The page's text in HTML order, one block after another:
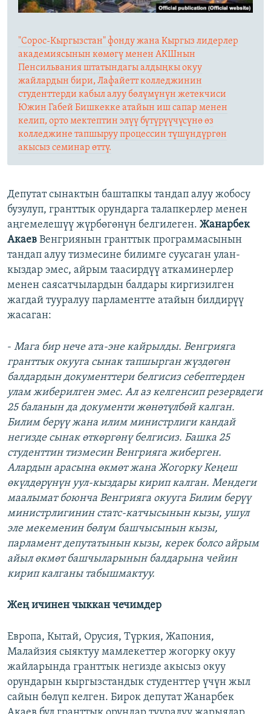
"Сорос-Кыргызстан" фонду жана Кыргыз лидерлер
академиясынын көмөгү менен АКШнын
Пенсильвания штатындагы алдыңкы окуу
жайлардын бири, Лафайетт колледжинин
студенттерди кабыл алуу бөлүмүнүн жетекчиси
Южин Габей Бишкекке атайын иш сапар менен
келип, орто мектептин элүү бүтүрүүчүсүнө өз
колледжине тапшыруу процессин түшүндүргөн
акысыз семинар өттү.
Депутат сынактын баштапкы тандап алуу жобосу
бузулуп, гранттык орундарга талапкерлер менен
аңгемелешүү жүрбөгөнүн белгилеген. Жанарбек
Акаев Венгриянын гранттык программасынын
тандап алуу тизмесине билимге суусаган улан-
кыздар эмес, айрым таасирдүү аткаминерлер
менен саясатчылардын балдары киргизилген
жагдай тууралуу парламентте атайын билдирүү
жасаган:
- Мага бир нече ата-эне кайрылды. Венгрияга
гранттык окууга сынак тапшырган жүздөгөн
балдардын документтери белгисиз себептерден
улам жиберилген эмес. Ал аз келгенсип резервдеги
25 баланын да документи жөнөтүлбөй калган.
Билим берүү жана илим министрлиги кандай
негизде сынак өткөргөнү белгисиз. Башка 25
студенттин тизмесин Венгрияга жиберген.
Алардын арасына өкмөт жана Жогорку Кеңеш
өкүлдөрүнүн уул-кыздары кирип калган. Мендеги
маалымат боюнча Венгрияга окууга Билим берүү
министрлигинин статс-катчысынын кызы, ушул
эле мекеменин бөлүм башчысынын кызы,
парламент депутатынын кызы, керек болсо айрым
айыл өкмөт башчыларынын балдарына чейин
кирип калганы табышмактуу.
Жең ичинен чыккан чечимдер
Европа, Кытай, Орусия, Түркия, Жапония,
Малайзия сыяктуу мамлекеттер жогорку окуу
жайларында гранттык негизде акысыз окуу
орундарын кыргызстандык студенттер үчүн жыл
сайын бөлүп келген. Бирок депутат Жанарбек